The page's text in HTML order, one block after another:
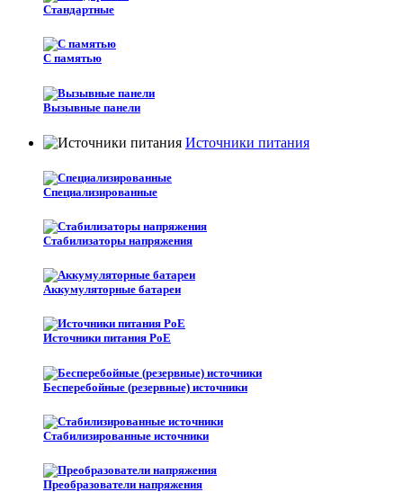
Стандартные
С памятью
Вызывные панели
Источники питания
Специализированные
Стабилизаторы напряжения
Аккумуляторные батареи
Источники питания PoE
Бесперебойные (резервные) источники
Стабилизированные источники
Преобразователи напряжения